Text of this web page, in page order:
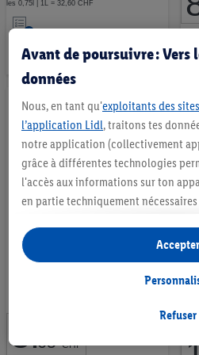
les 0,75l | 1L = 32,60 CHF
Ajouter
à
la
liste
d’envies
Tempranillo
Espagne
8.65 CHF
2
Avant de poursuivre : Vers
données
Nous, en tant qu'exploitants des
l’application Lidl, traitons tes
notre application (collectivement
grâce à différentes technologies
l'accès aux informations sur ton
en partie techniquement
statistiques ou la publicité
l'extérieur des services Lidl. Si tu es
Plus, des données relatives à ton
Sous « Personnaliser », tu peuxRefuser
Accepter